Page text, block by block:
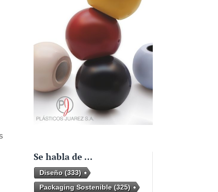
Se habla de …
Diseño(333)
Packaging Sostenible(325)